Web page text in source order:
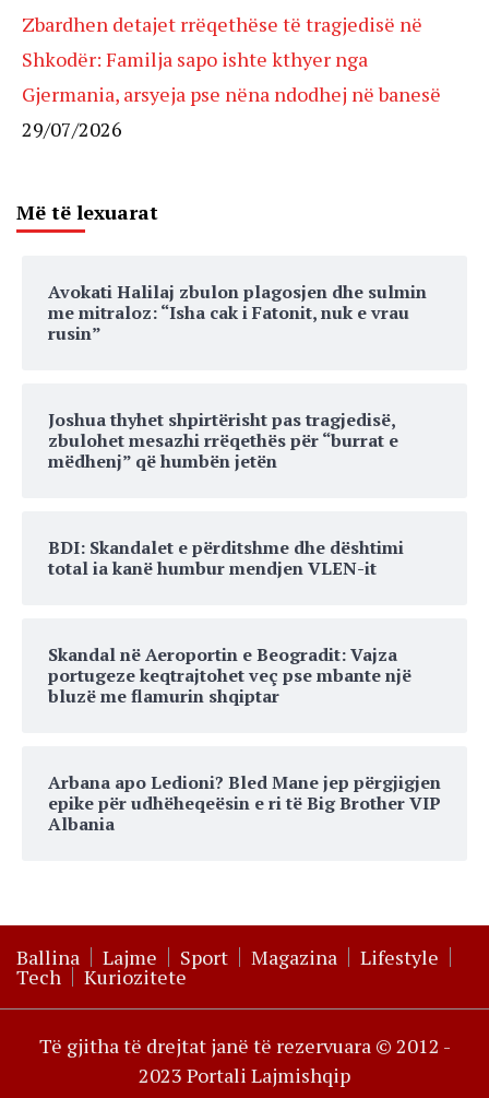
Zbardhen detajet rrëqethëse të tragjedisë në
Shkodër: Familja sapo ishte kthyer nga
Gjermania, arsyeja pse nëna ndodhej në banesë
29/07/2026
Më të lexuarat
Avokati Halilaj zbulon plagosjen dhe sulmin
me mitraloz: “Isha cak i Fatonit, nuk e vrau
rusin”
Joshua thyhet shpirtërisht pas tragjedisë,
zbulohet mesazhi rrëqethës për “burrat e
mëdhenj” që humbën jetën
BDI: Skandalet e përditshme dhe dështimi
total ia kanë humbur mendjen VLEN-it
Skandal në Aeroportin e Beogradit: Vajza
portugeze keqtrajtohet veç pse mbante një
bluzë me flamurin shqiptar
Arbana apo Ledioni? Bled Mane jep përgjigjen
epike për udhëheqeësin e ri të Big Brother VIP
Albania
Ballina Lajme Sport Magazina Lifestyle
Tech Kuriozitete
Të gjitha të drejtat janë të rezervuara © 2012 -
2023 Portali Lajmishqip